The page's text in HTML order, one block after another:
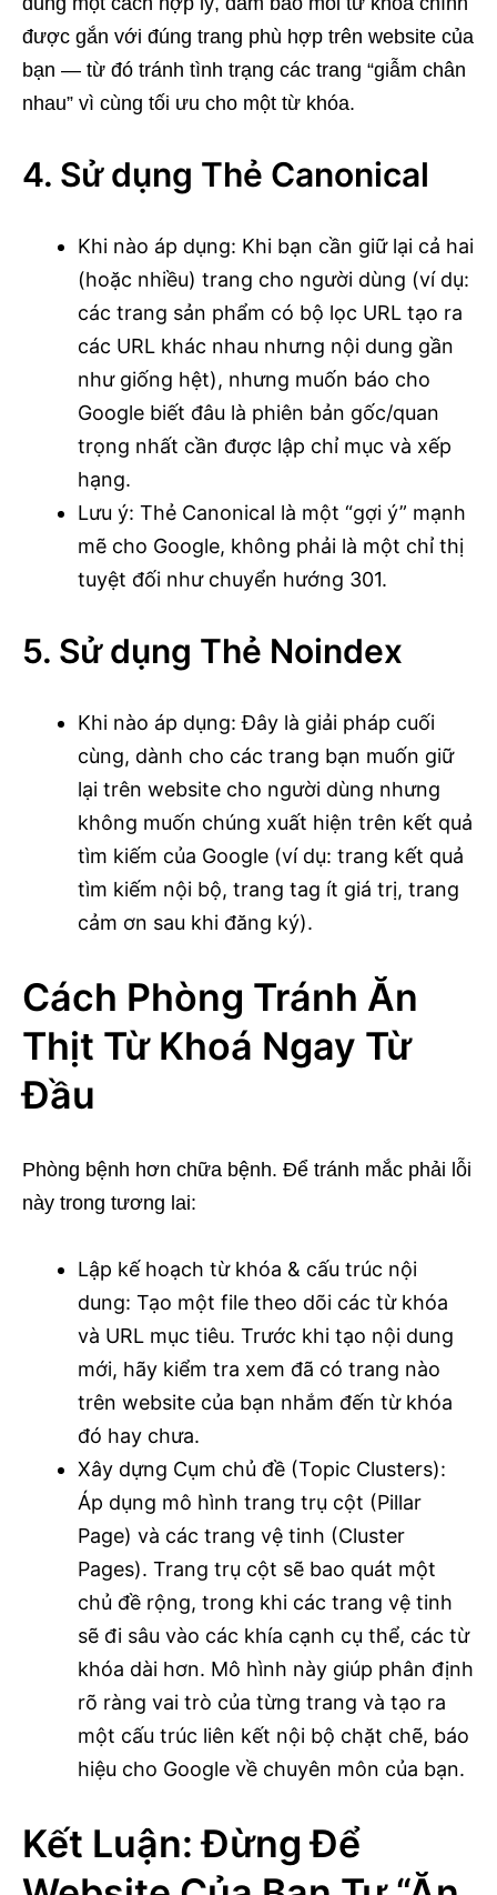
được gắn với đúng trang phù hợp trên website của
bạn — từ đó tránh tình trạng các trang “giẫm chân
nhau” vì cùng tối ưu cho một từ khóa.
4. Sử dụng Thẻ Canonical
Khi nào áp dụng: Khi bạn cần giữ lại cả hai
(hoặc nhiều) trang cho người dùng (ví dụ:
các trang sản phẩm có bộ lọc URL tạo ra
các URL khác nhau nhưng nội dung gần
như giống hệt), nhưng muốn báo cho
Google biết đâu là phiên bản gốc/quan
trọng nhất cần được lập chỉ mục và xếp
hạng.
Lưu ý: Thẻ Canonical là một “gợi ý” mạnh
mẽ cho Google, không phải là một chỉ thị
tuyệt đối như chuyển hướng 301.
5. Sử dụng Thẻ Noindex
Khi nào áp dụng: Đây là giải pháp cuối
cùng, dành cho các trang bạn muốn giữ
lại trên website cho người dùng nhưng
không muốn chúng xuất hiện trên kết quả
tìm kiếm của Google (ví dụ: trang kết quả
tìm kiếm nội bộ, trang tag ít giá trị, trang
cảm ơn sau khi đăng ký).
Cách Phòng Tránh Ăn
Thịt Từ Khoá Ngay Từ
Đầu
Phòng bệnh hơn chữa bệnh. Để tránh mắc phải lỗi
này trong tương lai:
Lập kế hoạch từ khóa & cấu trúc nội
dung: Tạo một file theo dõi các từ khóa
và URL mục tiêu. Trước khi tạo nội dung
mới, hãy kiểm tra xem đã có trang nào
trên website của bạn nhắm đến từ khóa
đó hay chưa.
Xây dựng Cụm chủ đề (Topic Clusters):
Áp dụng mô hình trang trụ cột (Pillar
Page) và các trang vệ tinh (Cluster
Pages). Trang trụ cột sẽ bao quát một
chủ đề rộng, trong khi các trang vệ tinh
sẽ đi sâu vào các khía cạnh cụ thể, các từ
khóa dài hơn. Mô hình này giúp phân định
rõ ràng vai trò của từng trang và tạo ra
một cấu trúc liên kết nội bộ chặt chẽ, báo
hiệu cho Google về chuyên môn của bạn.
Kết Luận: Đừng Để